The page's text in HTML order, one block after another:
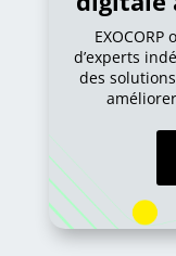
d’experts
des